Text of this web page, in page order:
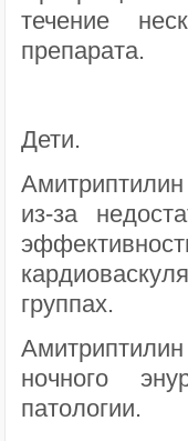
течение
препарата.
Дети.
из-за
группах.
ночного
патологии.